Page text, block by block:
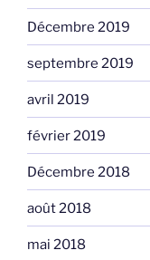
Décembre 2019
septembre 2019
avril 2019
février 2019
Décembre 2018
août 2018
mai 2018